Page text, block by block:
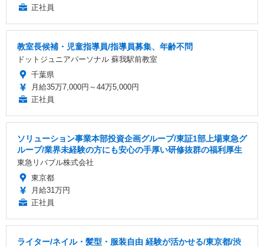
正社員
教室長候補・児童指導員/指導員募集、年齢不問
ドットジュニアパーソナル 蘇我駅前教室
千葉県
月給35万7,000円～44万5,000円
正社員
ソリューション事業本部投資企画グループ/東証1部上場東急グ
ループ/業界未経験の方にも安心の手厚い研修抜群の福利厚生
東急リバブル株式会社
東京都
月給31万円
正社員
ライター/ネイル・髪型・服装自由 経験が活かせる/東京都/渋